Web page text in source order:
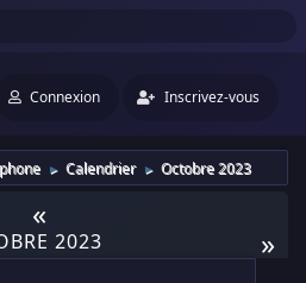
Connexion Inscrivez-vous
► Calendrier ► Octobre 2023
«
»
2023